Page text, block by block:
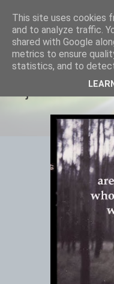
Pravidla jsou
This site uses cookies
and to analyze traffic.
shared with Google
metrics to ensure
statistics, and to